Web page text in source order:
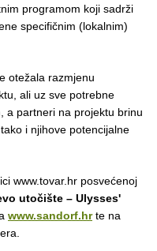
programom koji sadrži
specifičnim (lokalnim)
otežala razmjenu
ali uz sve potrebne
a partneri na projektu brinu
i njihove potencijalne
www.tovar.hr posvećenoj
utočište – Ulysses'
www.sandorf.hrte na